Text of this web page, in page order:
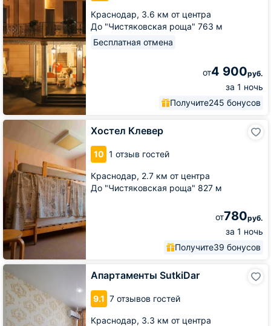
Краснодар, 3.6 км от центра
До "Чистяковская роща" 763 м
Бесплатная отмена
от4 900руб.
за 1 ночь
Получите245 бонусов
Хостел Клевер
10 1 отзыв гостей
Краснодар, 2.7 км от центра
До "Чистяковская роща" 827 м
от780руб.
за 1 ночь
Получите39 бонусов
Хостел
Апартаменты SutkiDar
9.1 7 отзывов гостей
Краснодар, 3.3 км от центра
Апартаменты
SutkiDar